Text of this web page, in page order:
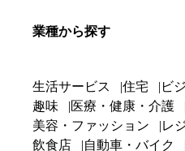
業種から探す
生活サービス 住宅 ビ
趣味
医療・健康・介護
美容・ファッション
レ
飲食店
自動車・バイク